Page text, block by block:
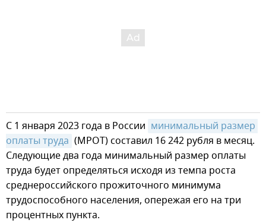
С 1 января 2023 года в России минимальный размер
оплаты труда (МРОТ) составил 16 242 рубля в месяц.
Следующие два года минимальный размер оплаты
труда будет определяться исходя из темпа роста
среднероссийского прожиточного минимума
трудоспособного населения, опережая его на три
процентных пункта.